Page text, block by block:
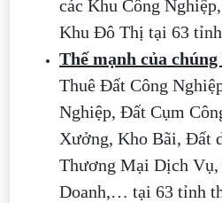
các Khu Công
Khu Đô Thị tại 63
Thế mạnh của
Thuê Đất Công
Nghiệp, Đất Cụm
Xưởng, Kho Bãi, Đất
Thương Mại Dịch
Doanh,… tại 63 tỉnh